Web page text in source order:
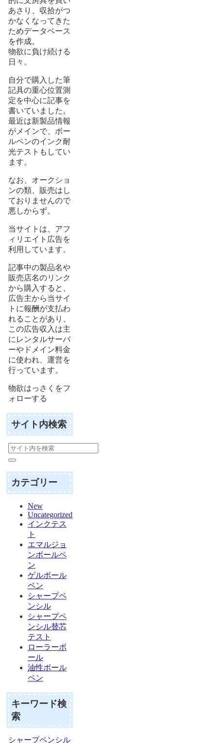
あさり、収拾がつ
かなくなってきた
ためデータベース
を作成。
物欲に負け続ける
日々。
自分で購入した筆
記具の重心位置測
定を中心に記事を
書いていました。
最近は新製品情報
がメインで、ボー
ルペンのインク耐
光テストもしてい
ます。
なお、オークショ
ンの類、販売はし
ておりませんので
悪しからず。
当サイトは、アフ
ィリエイト広告を
利用しています。
記事中の製品名や
販売店名のリンク
から購入すると、
広告主から当サイ
トに報酬が支払わ
れることがあり、
この広告収入は主
にレンタルサーバ
ーやドメイン料金
に使われ、運営を
行っています。
物欲はっさくをフ
ォローする
サイト内検索
カテゴリー
New
Uncategorized
インクテス
ト
エマルジョ
ンボールペ
ン
ゲルボール
ペン
シャープペ
ンシル
シャープペ
ンシル替芯
テスト
ローラーボ
ール
油性ボール
ペン
キーワード検
索
シャープペンシル